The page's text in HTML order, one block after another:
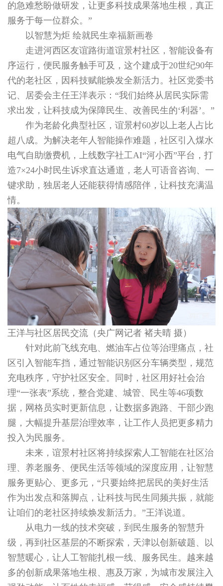
的急难愁盼做研发，让更多科技成果落地生根，真正
服务于每一位群众。”
以智慧为炬 绘就民生幸福新画卷
走进河西区友谊路街道谊景村社区，智能设备有
序运行，便民服务触手可及，这个建成于20世纪90年
代的老社区，因科技赋能焕发全新活力。社区党委书
记、居委会主任王洋表示：“我们始终从居民实际需
求出发，让科技成为保障民生、改善民生的‘利器’。”
作为老龄化典型社区，谊景村60岁以上老人占比
超八成。为解决老年人智能操作难题，社区引入煤水
电气自助缴费机，上线数字社工AI“河小西”平台，打
造7×24小时民生诉求直达通道，老人可语音咨询、一
键求助，独居老人还能获得情感陪伴，让科技充满温
情。
王洋与社区居民交流（央广网记者 褚夫晴 摄）
针对此前飞线充电、燃油车占位等治理痛点，社
区引入智能车挡，通过智能识别区分车辆类型，规范
充电秩序，守护社区安全。同时，社区用好社会治
理“一张表”系统，整合党建、城管、民生等46项数
据，网格员实时更新信息，让数据多跑路、干部少跑
腿，大幅提升基层治理效率，让工作人员把更多精力
投入为民服务。
未来，谊景村社区将持续探索人工智能在社区治
理、养老服务、便民生活等领域的深度应用，让智慧
服务更贴心、更多元，“只要始终把居民的美好生活
作为出发点和落脚点，让科技与民生同频共振，就能
让咱们的老社区持续焕发新活力。”王洋说道。
从电力一线的技术突破，到民生服务的智慧升
级，再到社区基层的不断探索，天津以创新破题、以
智慧暖心，让人工智能扎根一线、服务民生。越来越
多的创新成果落地生根、惠及万家，为城市发展注入